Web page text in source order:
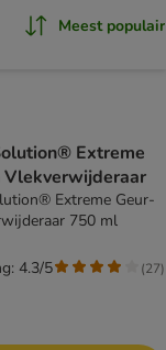
Meest populair
Extreme
Vlekverwijderaar
Extreme Geur-
en Vlekverwijderaar 750 ml
4.3/5 (27)